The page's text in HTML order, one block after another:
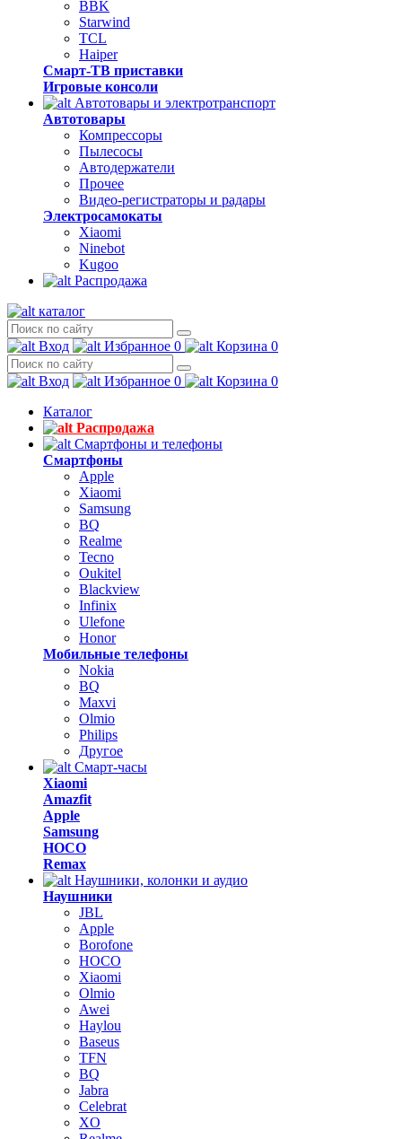
BBK
Starwind
TCL
Haiper
Смарт-ТВ приставки
Игровые консоли
Автотовары и электротранспорт
Автотовары
Компрессоры
Пылесосы
Автодержатели
Прочее
Видео-регистраторы и радары
Электросамокаты
Xiaomi
Ninebot
Kugoo
Распродажа
каталог
Вход Избранное 0 Корзина 0
Вход Избранное 0 Корзина 0
Каталог
Распродажа
Смартфоны и телефоны
Смартфоны
Apple
Xiaomi
Samsung
BQ
Realme
Tecno
Oukitel
Blackview
Infinix
Ulefone
Honor
Мобильные телефоны
Nokia
BQ
Maxvi
Olmio
Philips
Другое
Смарт-часы
Xiaomi
Amazfit
Apple
Samsung
HOCO
Remax
Наушники, колонки и аудио
Наушники
JBL
Apple
Borofone
HOCO
Xiaomi
Olmio
Awei
Haylou
Baseus
TFN
BQ
Jabra
Celebrat
XO